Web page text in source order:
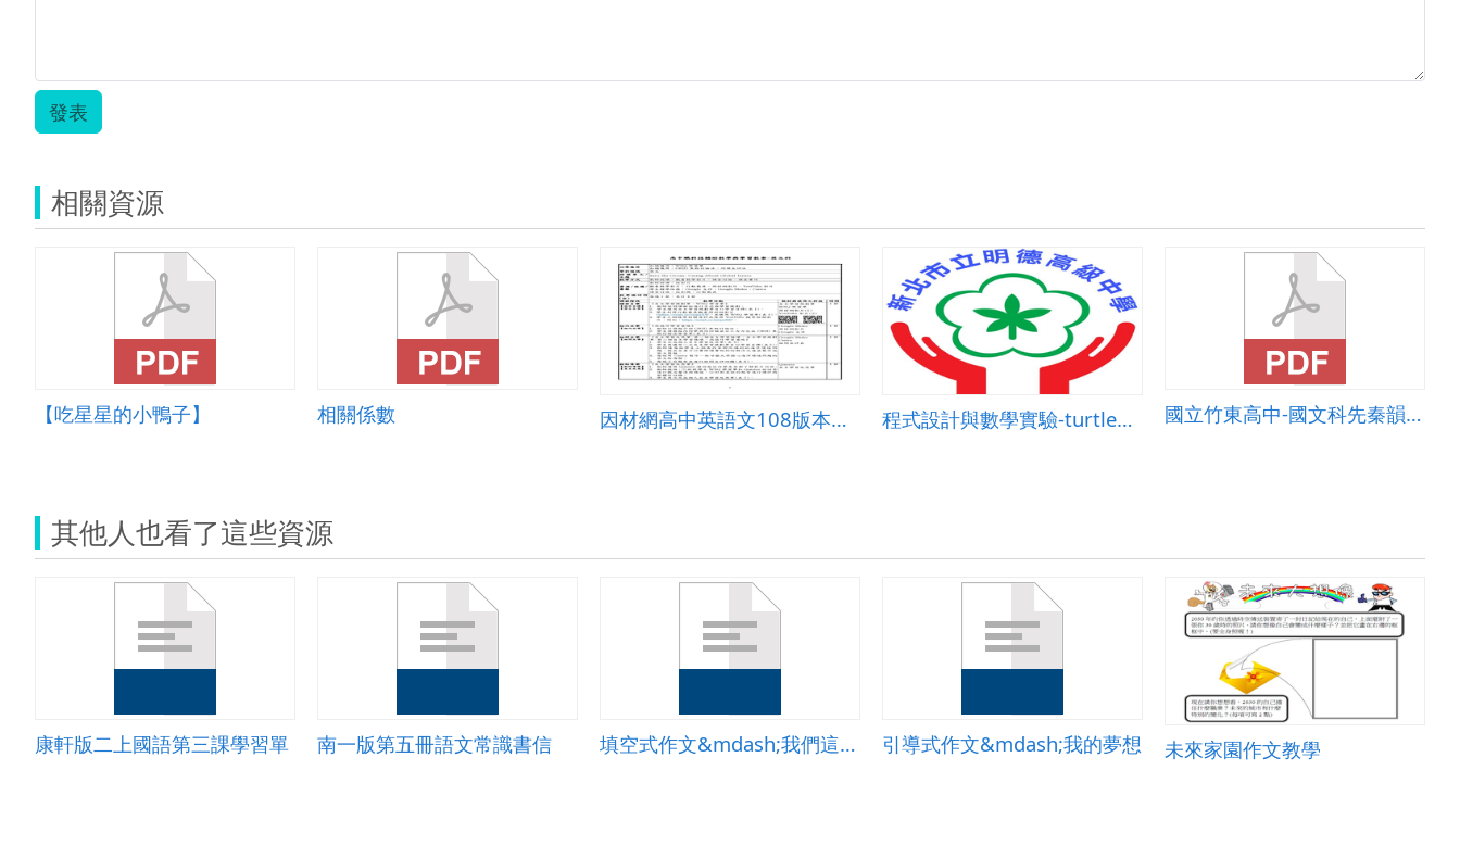
發表
相關資源
【吃星星的小鴨子】 相關係數 因材網高中英語文108版本十年級第8單元文化理解作 程式設計與數學實驗-turtle繪圖 國立竹東高中-國文科先秦韻文課程教案
其他人也看了這些資源
康軒版二上國語第三課學習單 南一版第五冊語文常識書信 填空式作文&mdash;我們這一班 引導式作文&mdash;我的夢想 未來家園作文教學